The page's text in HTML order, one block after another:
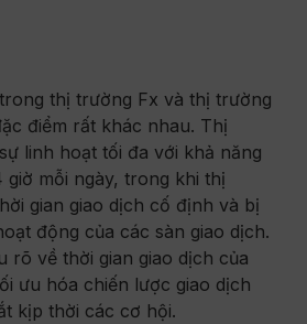
thị trường Fx và thị trường
điểm rất khác nhau. Thị
linh hoạt tối đa với khả năng
giờ mỗi ngày, trong khi thị
gian giao dịch cố định và bị
động của các sàn giao dịch.
rõ về thời gian giao dịch của
ưu hóa chiến lược giao dịch
kịp thời các cơ hội.